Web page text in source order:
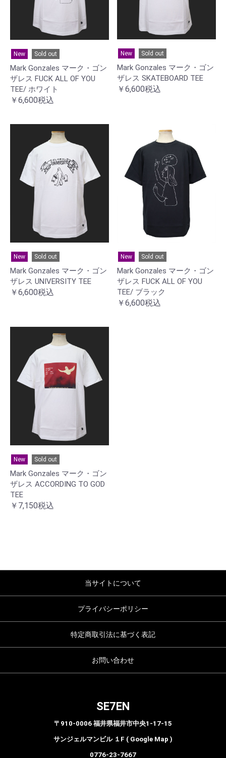
New Sold out
Mark Gonzales マーク・ゴン
ザレス FUCK ALL OF YOU
TEE/ ホワイト
￥6,600税込
New Sold out
Mark Gonzales マーク・ゴン
ザレス SKATEBOARD TEE
￥6,600税込
New Sold out
Mark Gonzales マーク・ゴン
ザレス UNIVERSITY TEE
￥6,600税込
New Sold out
Mark Gonzales マーク・ゴン
ザレス FUCK ALL OF YOU
TEE/ ブラック
￥6,600税込
New Sold out
Mark Gonzales マーク・ゴン
ザレス ACCORDING TO GOD
TEE
￥7,150税込
当サイトについて
プライバシーポリシー
特定商取引法に基づく表記
お問い合わせ
SE7EN
〒910-0006 福井県福井市中央1-17-15
サンジェルマンビル １F ( Google Map )
0776-23-7667